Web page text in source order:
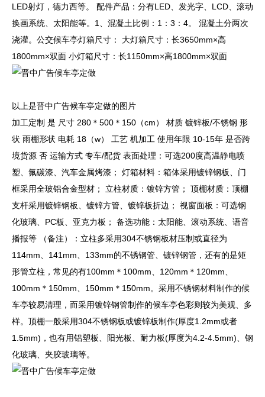
LED射灯，德力西等。 配件产品：分有LED、发光字、LCD、滚动
换画系统、太阳能等。1、混凝土比例：1：3：4。 混凝土分两次
浇灌。公交候车亭灯箱尺寸： 大灯箱尺寸：长3650mm×高
1800mm×双面 小灯箱尺寸：长1150mm×高1800mm×双面
以上是晋中广告候车亭定做的图片
加工定制 是 尺寸 280＊500＊150（cm） 材质 镀锌板/不锈钢 形
状 雨棚形状 电耗 18（w） 工艺 机加工 使用年限 10-15年 是否跨
境货源 否 运输方式 专车/配货 表面处理：可选200度高温静电喷
塑、氟碳漆、汽车金属烤漆； 灯箱材料：箱体采用镀锌钢板、门
框采用全玻铝合金型材； 立柱材质：镀锌方管； 顶棚材质：顶棚
支杆采用镀锌钢板、镀锌方管、镀锌板折边； 视窗面板：可选钢
化玻璃、PC板、亚克力板； 备选功能：太阳能、滚动系统、语音
播报等 （备注）：立柱多采用304不锈钢板材压制或直径为
114mm、141mm、133mm的不锈钢管、镀锌钢管，还有的是矩
形管立柱，常见的有100mm＊100mm、120mm＊120mm、
100mm＊150mm、150mm＊150mm。采用不锈钢材料制作的候
车亭较易清理，而采用镀锌钢管制作的候车亭色彩则较为美观、多
样。顶棚一般采用304不锈钢板或镀锌板制作(厚度1.2mm或者
1.5mm)，也有用铝塑板、阳光板、耐力板(厚度为4.2-4.5mm)、钢
化玻璃、夹胶玻璃等。